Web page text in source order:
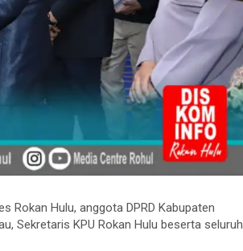
Rokan Hulu, anggota DPRD Kabupaten
Sekretaris KPU Rokan Hulu beserta seluruh